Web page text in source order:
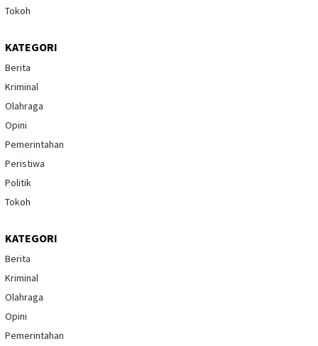
Tokoh
KATEGORI
Berita
Kriminal
Olahraga
Opini
Pemerintahan
Peristiwa
Politik
Tokoh
KATEGORI
Berita
Kriminal
Olahraga
Opini
Pemerintahan